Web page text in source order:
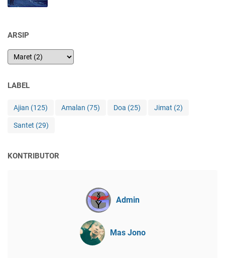
ARSIP
LABEL
Ajian (125) Amalan (75) Doa (25) Jimat (2)
Santet (29)
KONTRIBUTOR
Admin
Mas Jono